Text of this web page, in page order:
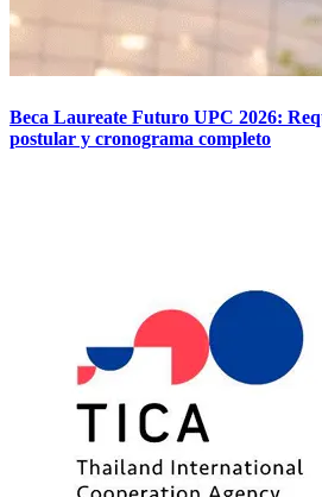
Beca Laureate Futuro UPC 2026:
postular y cronograma completo